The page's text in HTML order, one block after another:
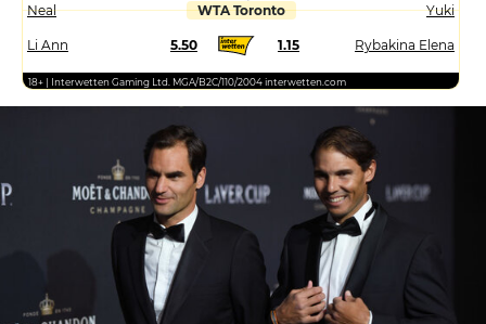
Neal
Yuki
WTA Toronto
Li Ann 5.50 1.15 Rybakina Elena
18+ | Interwetten Gaming Ltd. MGA/B2C/110/2004 interwetten.com